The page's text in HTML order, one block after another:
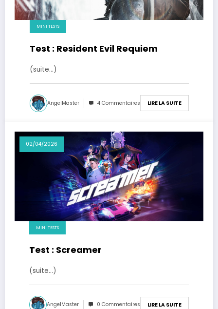
MINI TESTS
Test : Resident Evil Requiem
(suite…)
AngelMaster 4 Commentaires LIRE LA SUITE
02/04/2026
MINI TESTS
Test : Screamer
(suite…)
AngelMaster 0 Commentaires LIRE LA SUITE